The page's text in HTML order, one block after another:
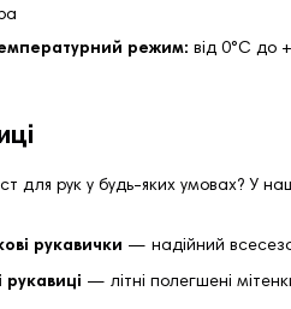
режим: від 0°C до
для рук у будь-яких умовах? У
рукавички — надійний
рукавиці — літні полегшені